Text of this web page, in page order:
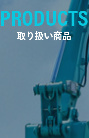
PRODUCTS
取り扱い商品